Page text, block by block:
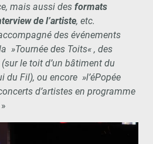
mais aussi des formats
de l’artiste, etc.
des événements
»Tournée des Toits« , des
le toit d’un bâtiment du
du Fil), ou encore »l’éPopée
d’artistes en programme
»